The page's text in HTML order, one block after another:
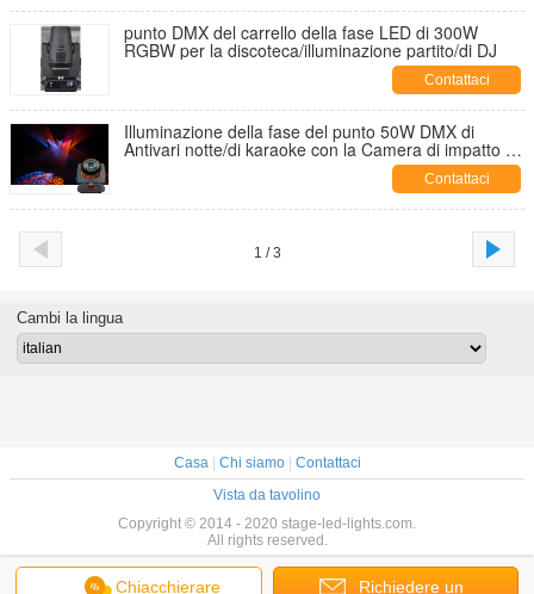
punto DMX del carrello della fase LED di 300W
RGBW per la discoteca/illuminazione partito/di DJ
Contattaci
Illuminazione della fase del punto 50W DMX di
Antivari notte/di karaoke con la Camera di impatto ad
Contattaci
1 / 3
Chiacchierare Richiedere un
Cambi la lingua
Casa| Chi siamo| Contattaci
Vista da tavolino
Copyright © 2014 - 2020 stage-led-lights.com.
All rights reserved.